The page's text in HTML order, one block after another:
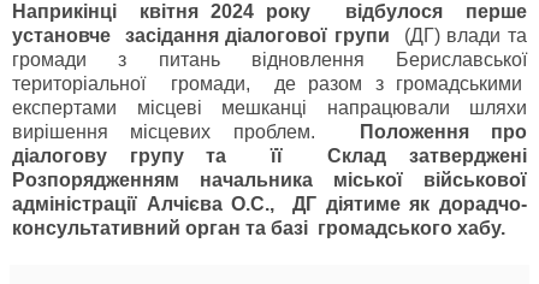
Наприкінці квітня 2024 року відбулося перше
установче засідання діалогової групи (ДГ) влади та
громади з питань відновлення Бериславської
територіальної громади, де разом з громадськими
експертами місцеві мешканці напрацювали шляхи
вирішення місцевих проблем.
Положення про
діалогову групу та її Склад затверджені
Розпорядженням начальника міської військової
адміністрації Алчієва О.С., ДГ діятиме як дорадчо-
консультативний орган та базі громадського хабу.